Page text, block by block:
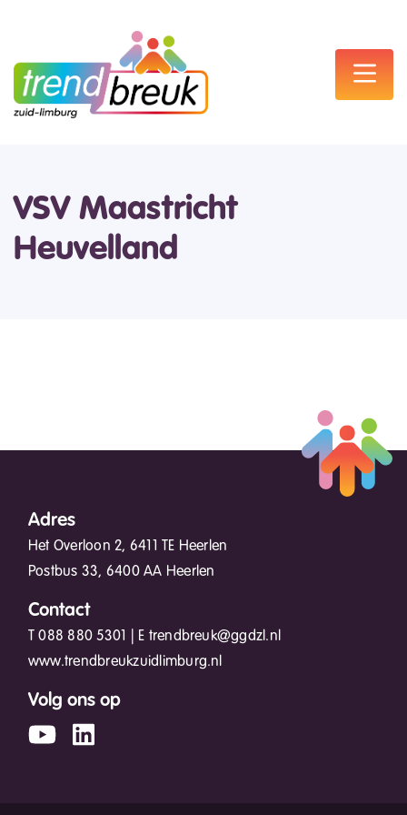
VSV Maastricht
Heuvelland
Adres
Het Overloon 2, 6411 TE Heerlen
Postbus 33, 6400 AA Heerlen
Contact
T088 880 5301 | E trendbreuk@ggdzl.nl
www.trendbreukzuidlimburg.nl
Volg ons op